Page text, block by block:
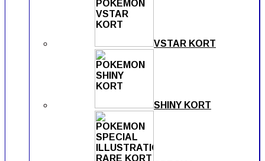
VSTAR KORT
SHINY KORT